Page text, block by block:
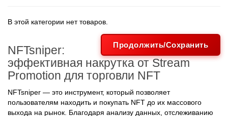
Продолжить/Сохранить
NFTsniper:
эффективная накрутка от Stream
Promotion для торговли NFT
NFTsniper — это инструмент, который позволяет
пользователям находить и покупать NFT до их массового